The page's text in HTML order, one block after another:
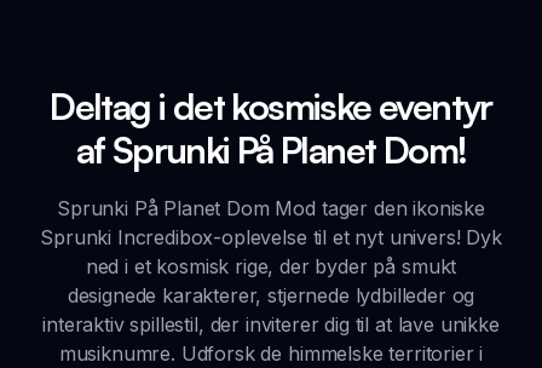
Deltag i det kosmiske eventyr
af Sprunki På Planet Dom!
Sprunki På Planet Dom Mod tager den ikoniske
Sprunki Incredibox-oplevelse til et nyt univers! Dyk
ned i et kosmisk rige, der byder på smukt
designede karakterer, stjernede lydbilleder og
interaktiv spillestil, der inviterer dig til at lave unikke
musiknumre. Udforsk de himmelske territorier i